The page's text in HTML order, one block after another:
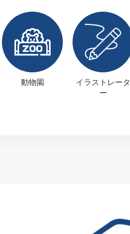
動物園
イラストレータ
ー